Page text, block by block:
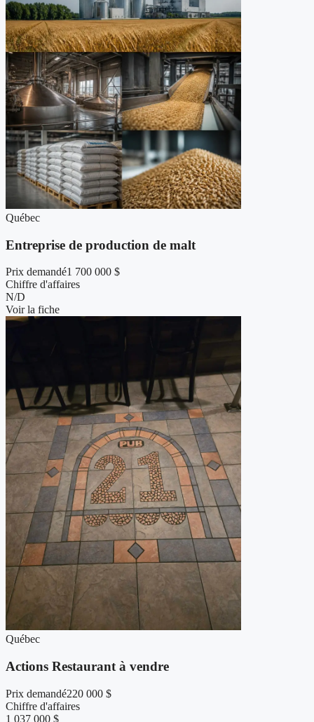
Québec
Entreprise de production de malt
Prix demandé1 700 000 $
Chiffre d'affaires
N/D
Voir la fiche
Québec
Actions Restaurant à vendre
Prix demandé220 000 $
Chiffre d'affaires
1 037 000 $